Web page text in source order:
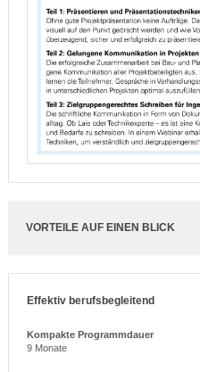
VORTEILE AUF EINEN BLICK
Effektiv berufsbegleitend
Kompakte Programmdauer
9 Monate